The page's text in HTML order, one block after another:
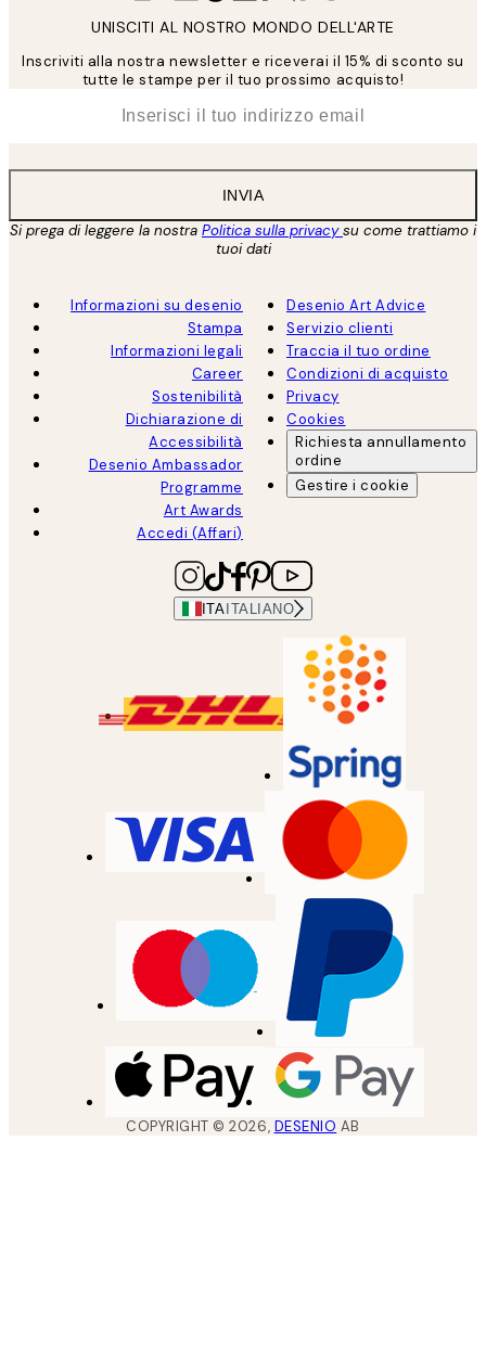
UNISCITI AL NOSTRO MONDO DELL'ARTE
Inscriviti alla nostra newsletter e riceverai il 15% di sconto su
tutte le stampe per il tuo prossimo acquisto!
INVIA
Si prega di leggere la nostra Politica sulla privacysu come trattiamo i
tuoi dati
Informazioni su desenio
Stampa
Informazioni legali
Career
Sostenibilità
Dichiarazione di
Accessibilità
Desenio Ambassador
Programme
Art Awards
Accedi (Affari)
Desenio Art Advice
Servizio clienti
Traccia il tuo ordine
Condizioni di acquisto
Privacy
Cookies
Richiesta annullamento
ordine
Gestire i cookie
ITA ITALIANO
COPYRIGHT ©2026, DESENIO AB